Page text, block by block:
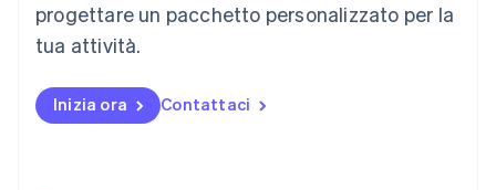
progettare un pacchetto personalizzato per la
tua attività.
Inizia ora Contattaci
Messico
EspañolEnglish
English
Nuova Zelanda